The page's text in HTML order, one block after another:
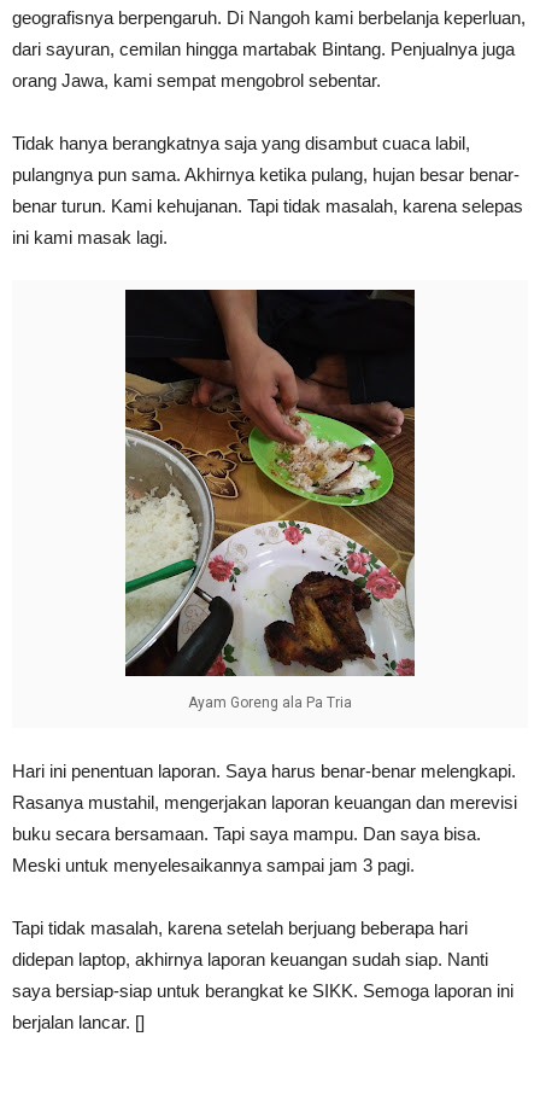
geografisnya berpengaruh. Di Nangoh kami berbelanja keperluan,
dari sayuran, cemilan hingga martabak Bintang. Penjualnya juga
orang Jawa, kami sempat mengobrol sebentar.
Tidak hanya berangkatnya saja yang disambut cuaca labil,
pulangnya pun sama. Akhirnya ketika pulang, hujan besar benar-
benar turun. Kami kehujanan. Tapi tidak masalah, karena selepas
ini kami masak lagi.
Ayam Goreng ala Pa Tria
Hari ini penentuan laporan. Saya harus benar-benar melengkapi.
Rasanya mustahil, mengerjakan laporan keuangan dan merevisi
buku secara bersamaan. Tapi saya mampu. Dan saya bisa.
Meski untuk menyelesaikannya sampai jam 3 pagi.
Tapi tidak masalah, karena setelah berjuang beberapa hari
didepan laptop, akhirnya laporan keuangan sudah siap. Nanti
saya bersiap-siap untuk berangkat ke SIKK. Semoga laporan ini
berjalan lancar. []